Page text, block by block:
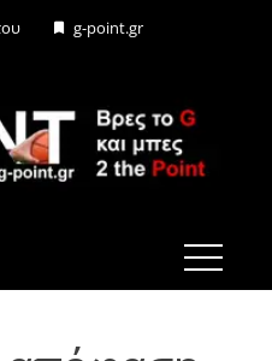
g-point.gr